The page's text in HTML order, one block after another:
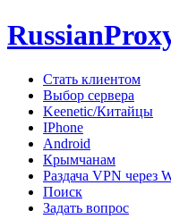
Стать клиентом
Выбор сервера
Keenetic/Китайцы
IPhone
Android
Крымчанам
Раздача VPN через
Поиск
Задать вопрос